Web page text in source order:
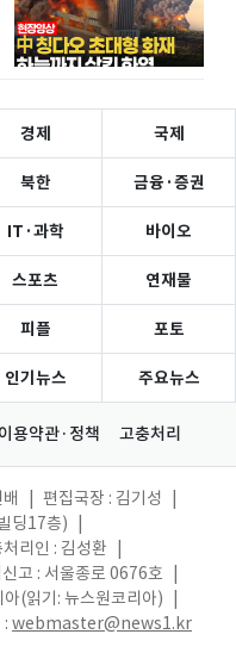
경제 국제
북한 금융·증권
IT·과학 바이오
스포츠 연재물
피플 포토
인기뉴스 주요뉴스
이용약관·정책 고충처리
편집국장 : 김기성
딩17층)
리인 : 김성환
고 : 서울종로 0676호
(읽기: 뉴스원코리아)
: webmaster@news1.kr